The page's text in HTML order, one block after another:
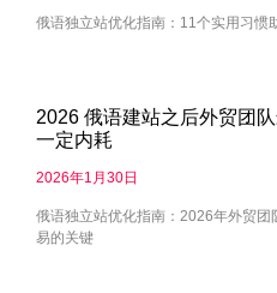
俄语独立站优化指南：11个实用习惯
2026 俄语建站之后外贸团
一定内耗
2026年1月30日
俄语独立站优化指南：2026年外贸
易的关键